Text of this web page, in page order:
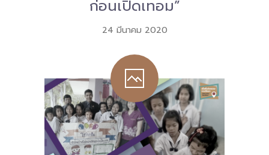
---- พ.ร.บ. และอนุบัญญัติ
---- พ.ร.ฎ. ขยายเวลาใช้บังคับ พ.ร.บ.พื้นที่นวัตกรรมการ
ศึกษา พ.ศ. 252 พ.ศ. 2569
---- รายงานการประเมินผลสัมฤทธิ์ พ.ร.บ.พื้นที่นวัตกรรม
การศึกษา พ.ศ. 2562
ก่อนเปิดเทอม”
24 มีนาคม 2020